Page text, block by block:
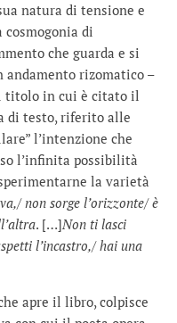
natura di tensione e
cosmogonia di
che guarda e si
rizomatico –
titolo in cui è citato il
di testo, riferito alle
l’intenzione che
l’infinita possibilità
la varietà
non sorge l’orizzonte/ è
. […]Non ti lasci
l’incastro,/ hai una
apre il libro, colpisce